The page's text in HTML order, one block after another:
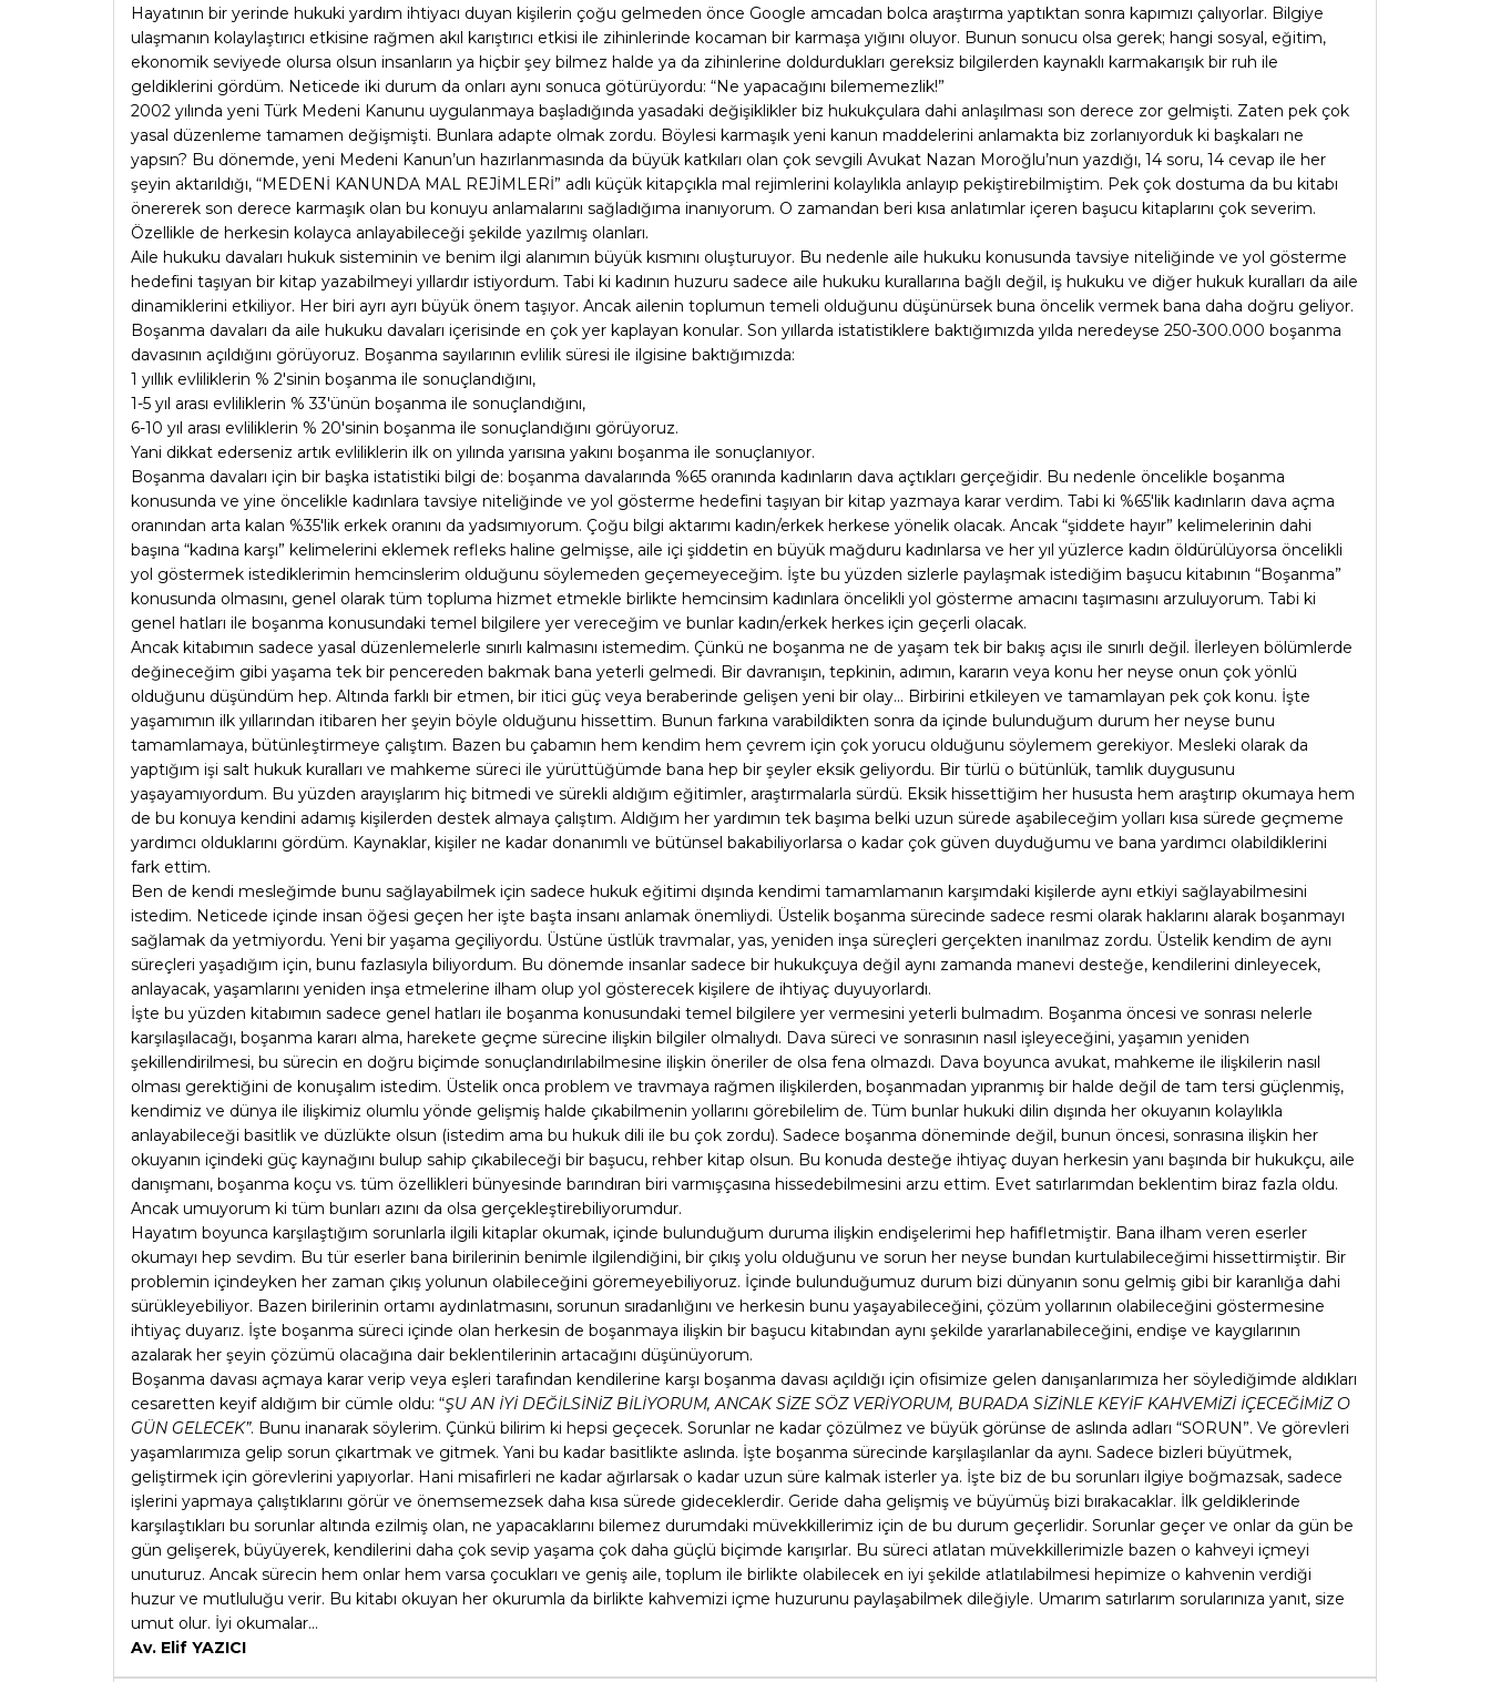
Hayatının bir yerinde hukuki yardım ihtiyacı duyan kişilerin çoğu gelmeden önce Google amcadan bolca araştırma yaptıktan sonra kapımızı çalıyorlar. Bilgiye
ulaşmanın kolaylaştırıcı etkisine rağmen akıl karıştırıcı etkisi ile zihinlerinde kocaman bir karmaşa yığını oluyor. Bunun sonucu olsa gerek; hangi sosyal, eğitim,
ekonomik seviyede olursa olsun insanların ya hiçbir şey bilmez halde ya da zihinlerine doldurdukları gereksiz bilgilerden kaynaklı karmakarışık bir ruh ile
geldiklerini gördüm. Neticede iki durum da onları aynı sonuca götürüyordu: “Ne yapacağını bilememezlik!”
2002 yılında yeni Türk Medeni Kanunu uygulanmaya başladığında yasadaki değişiklikler biz hukukçulara dahi anlaşılması son derece zor gelmişti. Zaten pek çok
yasal düzenleme tamamen değişmişti. Bunlara adapte olmak zordu. Böylesi karmaşık yeni kanun maddelerini anlamakta biz zorlanıyorduk ki başkaları ne
yapsın? Bu dönemde, yeni Medeni Kanun’un hazırlanmasında da büyük katkıları olan çok sevgili Avukat Nazan Moroğlu’nun yazdığı, 14 soru, 14 cevap ile her
şeyin aktarıldığı, “MEDENİ KANUNDA MAL REJİMLERİ” adlı küçük kitapçıkla mal rejimlerini kolaylıkla anlayıp pekiştirebilmiştim. Pek çok dostuma da bu kitabı
önererek son derece karmaşık olan bu konuyu anlamalarını sağladığıma inanıyorum. O zamandan beri kısa anlatımlar içeren başucu kitaplarını çok severim.
Özellikle de herkesin kolayca anlayabileceği şekilde yazılmış olanları.
Aile hukuku davaları hukuk sisteminin ve benim ilgi alanımın büyük kısmını oluşturuyor. Bu nedenle aile hukuku konusunda tavsiye niteliğinde ve yol gösterme
hedefini taşıyan bir kitap yazabilmeyi yıllardır istiyordum. Tabi ki kadının huzuru sadece aile hukuku kurallarına bağlı değil, iş hukuku ve diğer hukuk kuralları da aile
dinamiklerini etkiliyor. Her biri ayrı ayrı büyük önem taşıyor. Ancak ailenin toplumun temeli olduğunu düşünürsek buna öncelik vermek bana daha doğru geliyor.
Boşanma davaları da aile hukuku davaları içerisinde en çok yer kaplayan konular. Son yıllarda istatistiklere baktığımızda yılda neredeyse 250-300.000 boşanma
davasının açıldığını görüyoruz. Boşanma sayılarının evlilik süresi ile ilgisine baktığımızda:
1 yıllık evliliklerin % 2'sinin boşanma ile sonuçlandığını,
1-5 yıl arası evliliklerin % 33'ünün boşanma ile sonuçlandığını,
6-10 yıl arası evliliklerin % 20'sinin boşanma ile sonuçlandığını görüyoruz.
Yani dikkat ederseniz artık evliliklerin ilk on yılında yarısına yakını boşanma ile sonuçlanıyor.
Boşanma davaları için bir başka istatistiki bilgi de: boşanma davalarında %65 oranında kadınların dava açtıkları gerçeğidir. Bu nedenle öncelikle boşanma
konusunda ve yine öncelikle kadınlara tavsiye niteliğinde ve yol gösterme hedefini taşıyan bir kitap yazmaya karar verdim. Tabi ki %65'lik kadınların dava açma
oranından arta kalan %35'lik erkek oranını da yadsımıyorum. Çoğu bilgi aktarımı kadın/erkek herkese yönelik olacak. Ancak “şiddete hayır” kelimelerinin dahi
başına “kadına karşı” kelimelerini eklemek refleks haline gelmişse, aile içi şiddetin en büyük mağduru kadınlarsa ve her yıl yüzlerce kadın öldürülüyorsa öncelikli
yol göstermek istediklerimin hemcinslerim olduğunu söylemeden geçemeyeceğim. İşte bu yüzden sizlerle paylaşmak istediğim başucu kitabının “Boşanma”
konusunda olmasını, genel olarak tüm topluma hizmet etmekle birlikte hemcinsim kadınlara öncelikli yol gösterme amacını taşımasını arzuluyorum. Tabi ki
genel hatları ile boşanma konusundaki temel bilgilere yer vereceğim ve bunlar kadın/erkek herkes için geçerli olacak.
Ancak kitabımın sadece yasal düzenlemelerle sınırlı kalmasını istemedim. Çünkü ne boşanma ne de yaşam tek bir bakış açısı ile sınırlı değil. İlerleyen bölümlerde
değineceğim gibi yaşama tek bir pencereden bakmak bana yeterli gelmedi. Bir davranışın, tepkinin, adımın, kararın veya konu her neyse onun çok yönlü
olduğunu düşündüm hep. Altında farklı bir etmen, bir itici güç veya beraberinde gelişen yeni bir olay... Birbirini etkileyen ve tamamlayan pek çok konu. İşte
yaşamımın ilk yıllarından itibaren her şeyin böyle olduğunu hissettim. Bunun farkına varabildikten sonra da içinde bulunduğum durum her neyse bunu
tamamlamaya, bütünleştirmeye çalıştım. Bazen bu çabamın hem kendim hem çevrem için çok yorucu olduğunu söylemem gerekiyor. Mesleki olarak da
yaptığım işi salt hukuk kuralları ve mahkeme süreci ile yürüttüğümde bana hep bir şeyler eksik geliyordu. Bir türlü o bütünlük, tamlık duygusunu
yaşayamıyordum. Bu yüzden arayışlarım hiç bitmedi ve sürekli aldığım eğitimler, araştırmalarla sürdü. Eksik hissettiğim her hususta hem araştırıp okumaya hem
de bu konuya kendini adamış kişilerden destek almaya çalıştım. Aldığım her yardımın tek başıma belki uzun sürede aşabileceğim yolları kısa sürede geçmeme
yardımcı olduklarını gördüm. Kaynaklar, kişiler ne kadar donanımlı ve bütünsel bakabiliyorlarsa o kadar çok güven duyduğumu ve bana yardımcı olabildiklerini
fark ettim.
Ben de kendi mesleğimde bunu sağlayabilmek için sadece hukuk eğitimi dışında kendimi tamamlamanın karşımdaki kişilerde aynı etkiyi sağlayabilmesini
istedim. Neticede içinde insan öğesi geçen her işte başta insanı anlamak önemliydi. Üstelik boşanma sürecinde sadece resmi olarak haklarını alarak boşanmayı
sağlamak da yetmiyordu. Yeni bir yaşama geçiliyordu. Üstüne üstlük travmalar, yas, yeniden inşa süreçleri gerçekten inanılmaz zordu. Üstelik kendim de aynı
süreçleri yaşadığım için, bunu fazlasıyla biliyordum. Bu dönemde insanlar sadece bir hukukçuya değil aynı zamanda manevi desteğe, kendilerini dinleyecek,
anlayacak, yaşamlarını yeniden inşa etmelerine ilham olup yol gösterecek kişilere de ihtiyaç duyuyorlardı.
İşte bu yüzden kitabımın sadece genel hatları ile boşanma konusundaki temel bilgilere yer vermesini yeterli bulmadım. Boşanma öncesi ve sonrası nelerle
karşılaşılacağı, boşanma kararı alma, harekete geçme sürecine ilişkin bilgiler olmalıydı. Dava süreci ve sonrasının nasıl işleyeceğini, yaşamın yeniden
şekillendirilmesi, bu sürecin en doğru biçimde sonuçlandırılabilmesine ilişkin öneriler de olsa fena olmazdı. Dava boyunca avukat, mahkeme ile ilişkilerin nasıl
olması gerektiğini de konuşalım istedim. Üstelik onca problem ve travmaya rağmen ilişkilerden, boşanmadan yıpranmış bir halde değil de tam tersi güçlenmiş,
kendimiz ve dünya ile ilişkimiz olumlu yönde gelişmiş halde çıkabilmenin yollarını görebilelim de. Tüm bunlar hukuki dilin dışında her okuyanın kolaylıkla
anlayabileceği basitlik ve düzlükte olsun (istedim ama bu hukuk dili ile bu çok zordu). Sadece boşanma döneminde değil, bunun öncesi, sonrasına ilişkin her
okuyanın içindeki güç kaynağını bulup sahip çıkabileceği bir başucu, rehber kitap olsun. Bu konuda desteğe ihtiyaç duyan herkesin yanı başında bir hukukçu, aile
danışmanı, boşanma koçu vs. tüm özellikleri bünyesinde barındıran biri varmışçasına hissedebilmesini arzu ettim. Evet satırlarımdan beklentim biraz fazla oldu.
Ancak umuyorum ki tüm bunları azını da olsa gerçekleştirebiliyorumdur.
Hayatım boyunca karşılaştığım sorunlarla ilgili kitaplar okumak, içinde bulunduğum duruma ilişkin endişelerimi hep hafifletmiştir. Bana ilham veren eserler
okumayı hep sevdim. Bu tür eserler bana birilerinin benimle ilgilendiğini, bir çıkış yolu olduğunu ve sorun her neyse bundan kurtulabileceğimi hissettirmiştir. Bir
problemin içindeyken her zaman çıkış yolunun olabileceğini göremeyebiliyoruz. İçinde bulunduğumuz durum bizi dünyanın sonu gelmiş gibi bir karanlığa dahi
sürükleyebiliyor. Bazen birilerinin ortamı aydınlatmasını, sorunun sıradanlığını ve herkesin bunu yaşayabileceğini, çözüm yollarının olabileceğini göstermesine
ihtiyaç duyarız. İşte boşanma süreci içinde olan herkesin de boşanmaya ilişkin bir başucu kitabından aynı şekilde yararlanabileceğini, endişe ve kaygılarının
azalarak her şeyin çözümü olacağına dair beklentilerinin artacağını düşünüyorum.
Boşanma davası açmaya karar verip veya eşleri tarafından kendilerine karşı boşanma davası açıldığı için ofisimize gelen danışanlarımıza her söylediğimde aldıkları
cesaretten keyif aldığım bir cümle oldu: “ŞU AN İYİ DEĞİLSİNİZ BİLİYORUM, ANCAK SİZE SÖZ VERİYORUM, BURADA SİZİNLE KEYİF KAHVEMİZİ İÇECEĞİMİZ O
GÜN GELECEK”. Bunu inanarak söylerim. Çünkü bilirim ki hepsi geçecek. Sorunlar ne kadar çözülmez ve büyük görünse de aslında adları “SORUN”. Ve görevleri
yaşamlarımıza gelip sorun çıkartmak ve gitmek. Yani bu kadar basitlikte aslında. İşte boşanma sürecinde karşılaşılanlar da aynı. Sadece bizleri büyütmek,
geliştirmek için görevlerini yapıyorlar. Hani misafirleri ne kadar ağırlarsak o kadar uzun süre kalmak isterler ya. İşte biz de bu sorunları ilgiye boğmazsak, sadece
işlerini yapmaya çalıştıklarını görür ve önemsemezsek daha kısa sürede gideceklerdir. Geride daha gelişmiş ve büyümüş bizi bırakacaklar. İlk geldiklerinde
karşılaştıkları bu sorunlar altında ezilmiş olan, ne yapacaklarını bilemez durumdaki müvekkillerimiz için de bu durum geçerlidir. Sorunlar geçer ve onlar da gün be
gün gelişerek, büyüyerek, kendilerini daha çok sevip yaşama çok daha güçlü biçimde karışırlar. Bu süreci atlatan müvekkillerimizle bazen o kahveyi içmeyi
unuturuz. Ancak sürecin hem onlar hem varsa çocukları ve geniş aile, toplum ile birlikte olabilecek en iyi şekilde atlatılabilmesi hepimize o kahvenin verdiği
huzur ve mutluluğu verir. Bu kitabı okuyan her okurumla da birlikte kahvemizi içme huzurunu paylaşabilmek dileğiyle. Umarım satırlarım sorularınıza yanıt, size
umut olur. İyi okumalar…
Av. Elif YAZICI